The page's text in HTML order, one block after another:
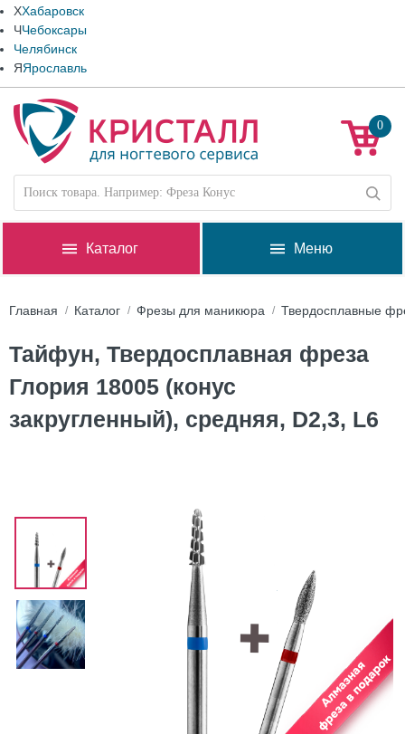
ХХабаровск
ЧЧебоксары
Челябинск
ЯЯрославль
0
Каталог Меню
Главная Каталог Фрезы для маникюра Твердосплавные
Тайфун, Твердосплавная фреза
Глория 18005 (конус
закругленный), средняя, D2,3, L6